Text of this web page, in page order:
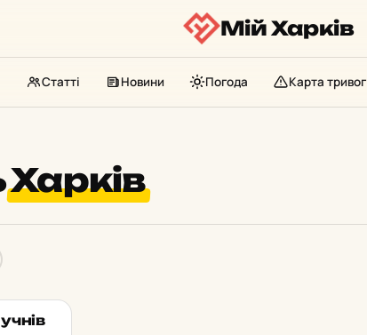
Мій Харків
Статті Новини Погода Карта тривог
Харків
★ ОБРАНЕ